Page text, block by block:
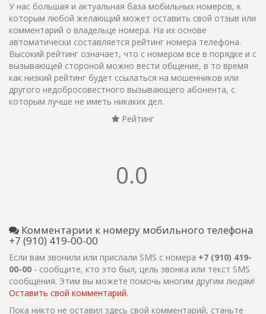
У нас большая и актуальная база мобильных номеров, к
которым любой желающий может оставить свой отзыв или
комментарий о владельце номера. На их основе
автоматически составляется рейтинг номера телефона.
Высокий рейтинг означает, что с номером все в порядке и с
вызывающей стороной можно вести общение, в то время
как низкий рейтинг будет ссылаться на мошенников или
другого недобросовестного вызывающего абонента, с
которым лучше не иметь никаких дел.
Рейтинг
0.0
Комментарии к номеру мобильного телефона
+7 (910) 419-00-00
Если вам звонили или прислали SMS с номера +7 (910) 419-
00-00 - сообщите, кто это был, цель звонка или текст SMS
сообщения. Этим вы можете помочь многим другим людям!
Оставить свой комментарий.
Пока никто не оставил здесь свой комментарий, станьте